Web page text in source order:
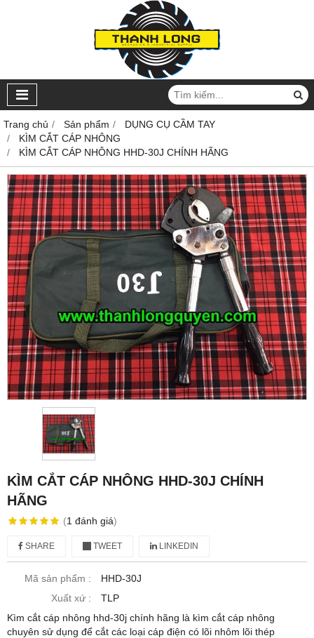
Trang chủ Sản phẩm
DỤNG CỤ CẦM TAY
KÌM CẮT CÁP NHÔNG
KÌM CẮT CÁP NHÔNG HHD-30J CHÍNH HÃNG
KÌM CẮT CÁP NHÔNG HHD-30J CHÍNH
HÃNG
(1 đánh giá)
SHARE TWEET LINKEDIN
Mã sản phẩm :
HHD-30J
Xuất xứ :
TLP
Kìm cắt cáp nhông hhd-30j chính hãng là kìm cắt cáp nhông
chuyên sử dụng để cắt các loại cáp điện có lõi nhôm lõi thép